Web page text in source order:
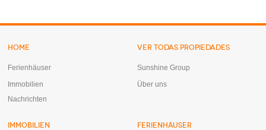
HOME
Ferienhäuser
Immobilien
Nachrichten
VER TODAS PROPIEDADES
Sunshine Group
Über uns
IMMOBILIEN FERIENHÄUSER